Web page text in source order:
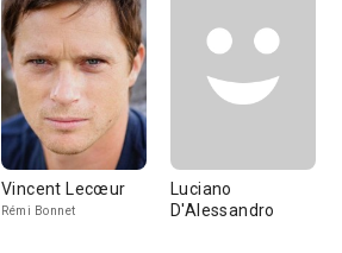
Vincent Lecœur
Rémi Bonnet
Luciano
D'Alessandro